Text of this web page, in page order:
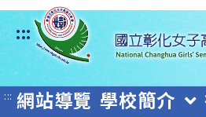
跳
轉
至
主
:::
::: 網站導覽 學校簡介